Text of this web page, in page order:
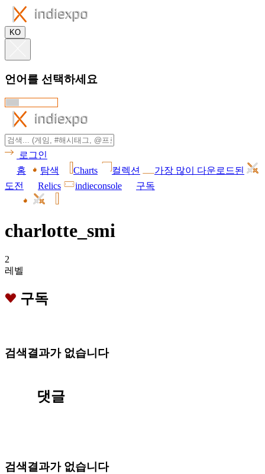
KO
언어를 선택하세요
로그인
홈
탐색 Charts 컬렉션
가장 많이 다운로드된
도전
Relics indieconsole 구독
charlotte_smi
2
레벨
구독
검색결과가 없습니다
댓글
검색결과가 없습니다